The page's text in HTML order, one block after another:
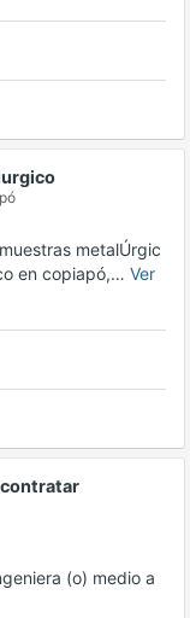
metalÚrgic
en copiapó,… Ver
(o) medio a